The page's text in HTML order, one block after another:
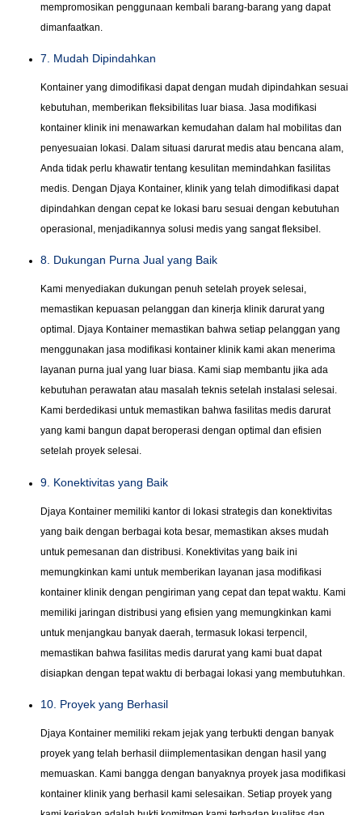
mempromosikan penggunaan kembali barang-barang yang dapat
dimanfaatkan.
7. Mudah Dipindahkan
Kontainer yang dimodifikasi dapat dengan mudah dipindahkan sesuai
kebutuhan, memberikan fleksibilitas luar biasa. Jasa modifikasi
kontainer klinik ini menawarkan kemudahan dalam hal mobilitas dan
penyesuaian lokasi. Dalam situasi darurat medis atau bencana alam,
Anda tidak perlu khawatir tentang kesulitan memindahkan fasilitas
medis. Dengan Djaya Kontainer, klinik yang telah dimodifikasi dapat
dipindahkan dengan cepat ke lokasi baru sesuai dengan kebutuhan
operasional, menjadikannya solusi medis yang sangat fleksibel.
8. Dukungan Purna Jual yang Baik
Kami menyediakan dukungan penuh setelah proyek selesai,
memastikan kepuasan pelanggan dan kinerja klinik darurat yang
optimal. Djaya Kontainer memastikan bahwa setiap pelanggan yang
menggunakan jasa modifikasi kontainer klinik kami akan menerima
layanan purna jual yang luar biasa. Kami siap membantu jika ada
kebutuhan perawatan atau masalah teknis setelah instalasi selesai.
Kami berdedikasi untuk memastikan bahwa fasilitas medis darurat
yang kami bangun dapat beroperasi dengan optimal dan efisien
setelah proyek selesai.
9. Konektivitas yang Baik
Djaya Kontainer memiliki kantor di lokasi strategis dan konektivitas
yang baik dengan berbagai kota besar, memastikan akses mudah
untuk pemesanan dan distribusi. Konektivitas yang baik ini
memungkinkan kami untuk memberikan layanan jasa modifikasi
kontainer klinik dengan pengiriman yang cepat dan tepat waktu. Kami
memiliki jaringan distribusi yang efisien yang memungkinkan kami
untuk menjangkau banyak daerah, termasuk lokasi terpencil,
memastikan bahwa fasilitas medis darurat yang kami buat dapat
disiapkan dengan tepat waktu di berbagai lokasi yang membutuhkan.
10. Proyek yang Berhasil
Djaya Kontainer memiliki rekam jejak yang terbukti dengan banyak
proyek yang telah berhasil diimplementasikan dengan hasil yang
memuaskan. Kami bangga dengan banyaknya proyek jasa modifikasi
kontainer klinik yang berhasil kami selesaikan. Setiap proyek yang